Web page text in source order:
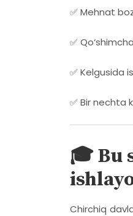
✅ Mehnat
✅
✅ Kelgusida
✅ Bir nechta
🎓 Bu
Chirchiq